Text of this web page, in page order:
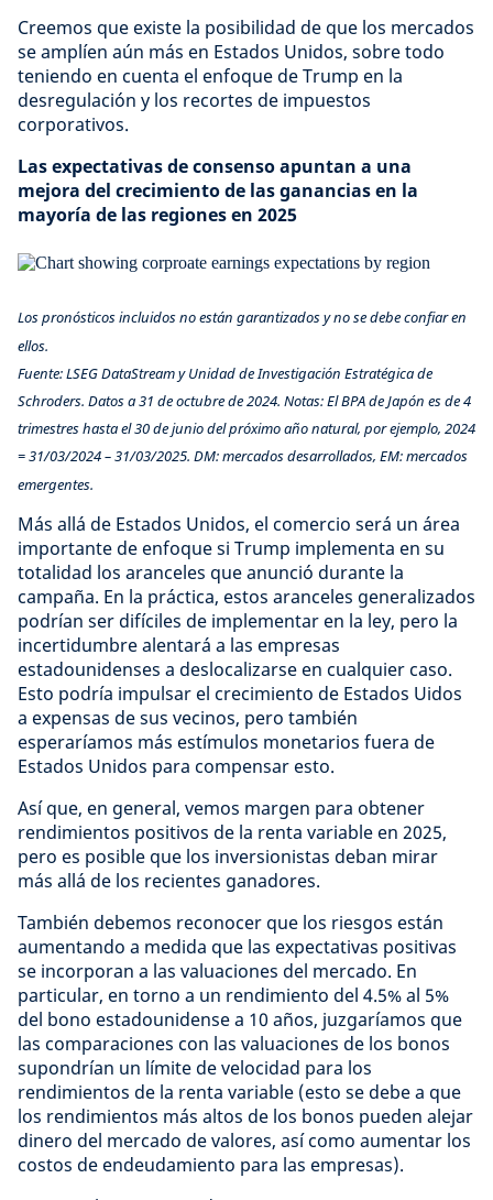
Creemos que existe la posibilidad de que los mercados
se amplíen aún más en Estados Unidos, sobre todo
teniendo en cuenta el enfoque de Trump en la
desregulación y los recortes de impuestos
corporativos.
Las expectativas de consenso apuntan a una
mejora del crecimiento de las ganancias en la
mayoría de las regiones en 2025
Los pronósticos incluidos no están garantizados y no se debe confiar en
ellos.
Fuente: LSEG DataStream y Unidad de Investigación Estratégica de
Schroders. Datos a 31 de octubre de 2024. Notas: El BPA de Japón es de 4
trimestres hasta el 30 de junio del próximo año natural, por ejemplo, 2024
= 31/03/2024 – 31/03/2025. DM: mercados desarrollados, EM: mercados
emergentes.
Más allá de Estados Unidos, el comercio será un área
importante de enfoque si Trump implementa en su
totalidad los aranceles que anunció durante la
campaña. En la práctica, estos aranceles generalizados
podrían ser difíciles de implementar en la ley, pero la
incertidumbre alentará a las empresas
estadounidenses a deslocalizarse en cualquier caso.
Esto podría impulsar el crecimiento de Estados Uidos
a expensas de sus vecinos, pero también
esperaríamos más estímulos monetarios fuera de
Estados Unidos para compensar esto.
Así que, en general, vemos margen para obtener
rendimientos positivos de la renta variable en 2025,
pero es posible que los inversionistas deban mirar
más allá de los recientes ganadores.
También debemos reconocer que los riesgos están
aumentando a medida que las expectativas positivas
se incorporan a las valuaciones del mercado. En
particular, en torno a un rendimiento del 4.5% al 5%
del bono estadounidense a 10 años, juzgaríamos que
las comparaciones con las valuaciones de los bonos
supondrían un límite de velocidad para los
rendimientos de la renta variable (esto se debe a que
los rendimientos más altos de los bonos pueden alejar
dinero del mercado de valores, así como aumentar los
costos de endeudamiento para las empresas).